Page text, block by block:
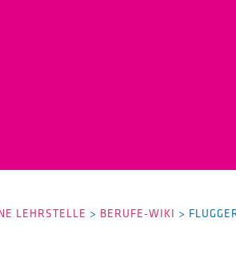
LEHRSTELLE > BERUFE-WIKI >